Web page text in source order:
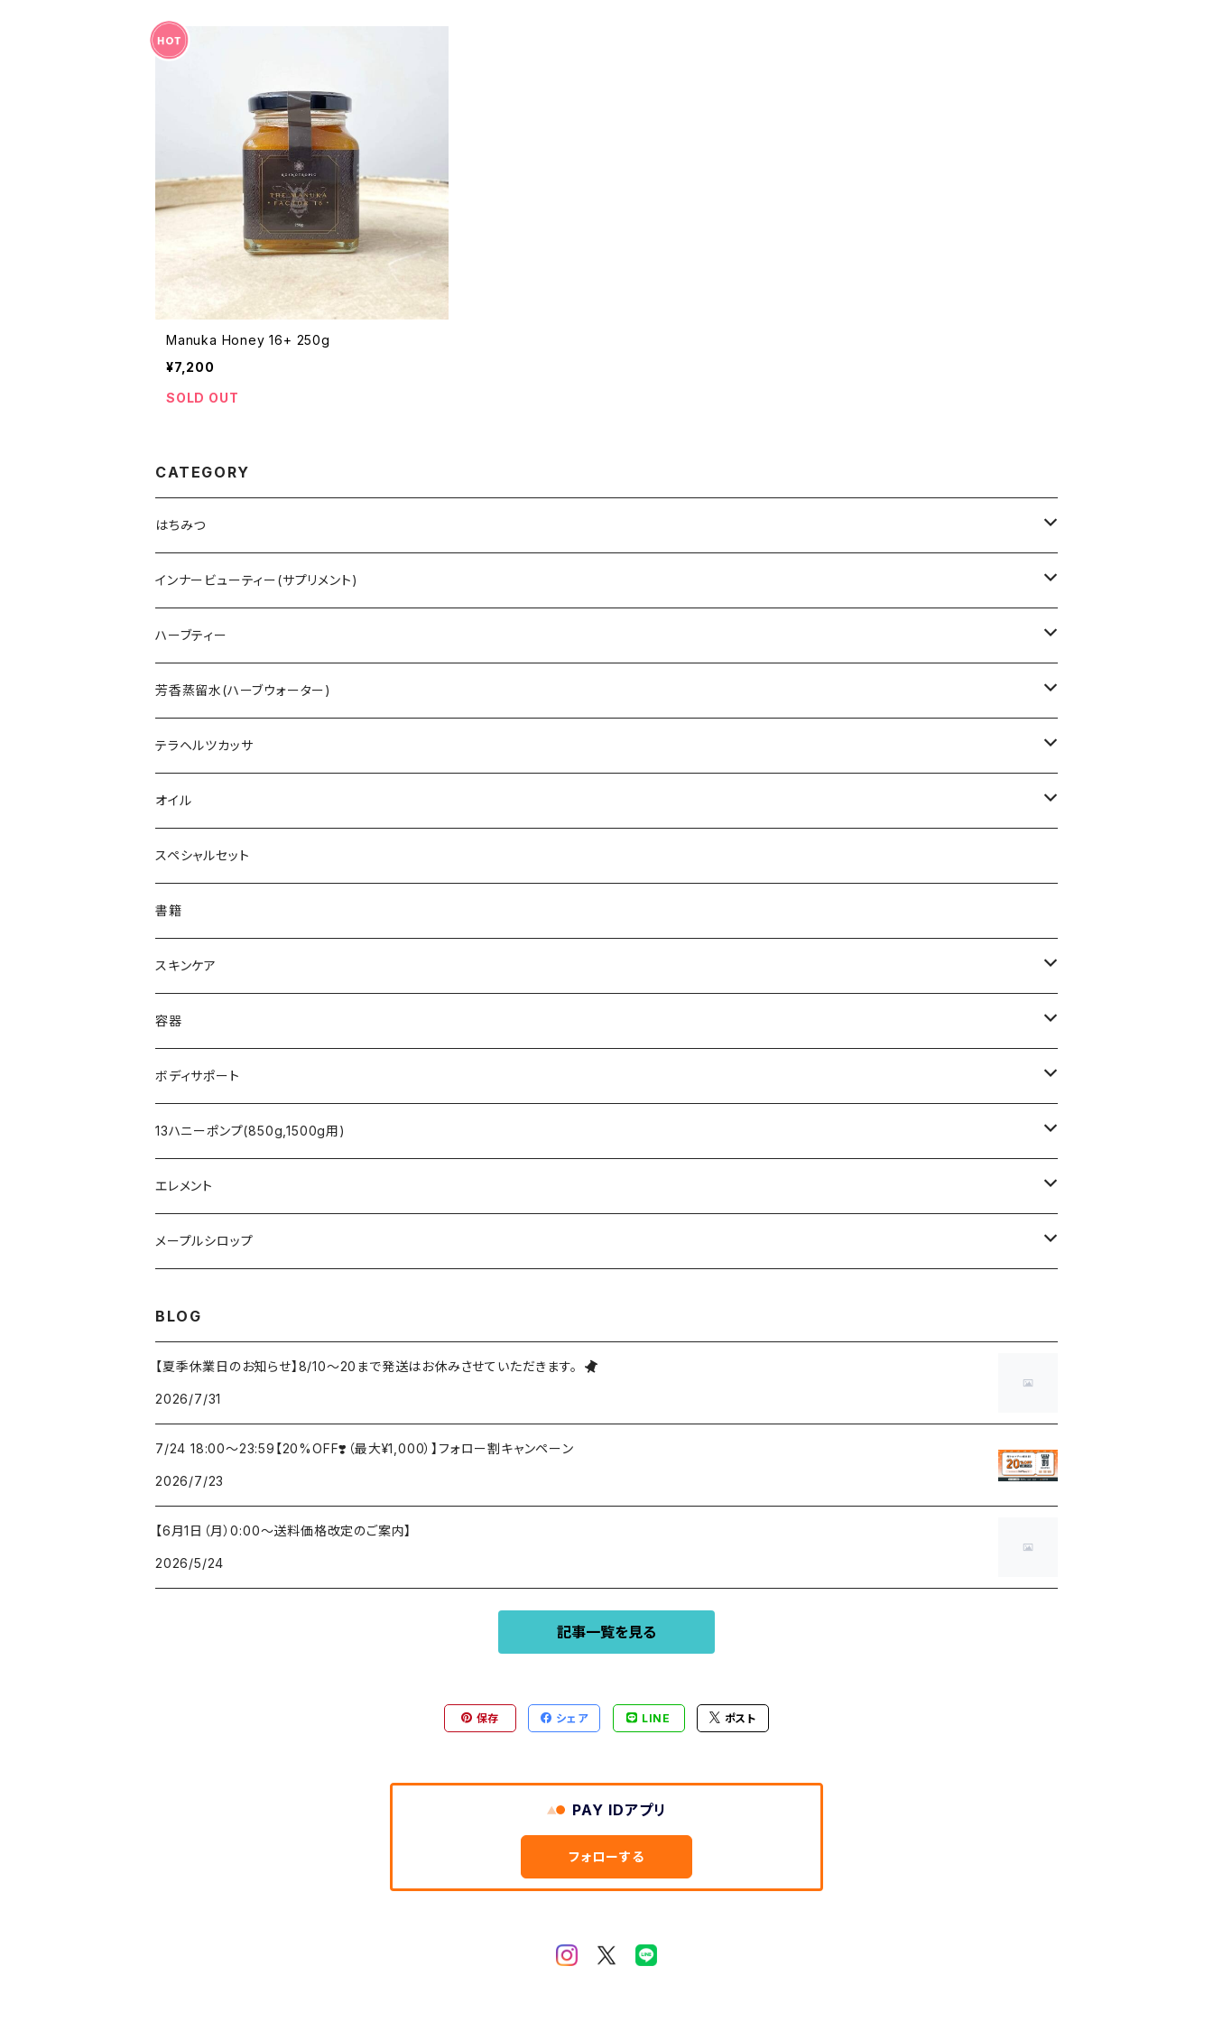
Manuka Honey 16+ 250g
¥7,200
SOLD OUT
CATEGORY
はちみつ
オーストラリア
HTQ ホリステティック
HIG ハニーインザガーデン
タスマニア
レザーウッド
クローバー
ニュージーランド
ネイティブハニー
マヌカハニー
マレーシア
13honey
アップルヴィネガー
スコットランド
ヘザー
クローバー
フィリピン
アナヤ
ペパーミントMix
ラトビア
リンデン
バックウィート
エリクシール
HFL(ハニーフォーライフ)
マヌカハニー
インナービューティー(サプリメント)
アミノトロピック コラーゲンサポート
ラクトフェリン
ビール酵母
ドミゾワ
アミノトロピックメタ(グリシン黒糖)
ハーブティー
ハーブティー - Fire 火 -
ハーブティー - Earth 土 -
ハーブティー - Wind 風 -
ハーブティー - Water 水 -
ハーブティー - L'ondulation -
ハーブティー - L'infini -
芳香蒸留水(ハーブウォーター)
ローズウォーター
ローズゼラニウムウォーター
ラベンダーウォーター
ローズマリーウォーター
レモングラスウォーター
フランキンセンスウォーター
テラヘルツカッサ
カッサ
オイル
MCTオイル
シアバター
アルガンオイル
ホホバオイル
ココナッツオイル
バーム
フランキンセンスオイル
スキンオイル
スペシャルセット
書籍
スキンケア
ハニーエイド
クレイパック
容器
スプレーボトル
ボディサポート
腹巻タイプ トルマリン（ベージュ）
腹巻タイプ テラヘルツ（黒）
13ハニーポンプ(850g,1500g用)
13ハニーポンプ(850g,1500g用)
エレメント
火
水
中庸
メープルシロップ
ダーク（Dark）
ベリー・ダーク（Very Dark）
BLOG
【夏季休業日のお知らせ】8/10～20まで発送はお休みさせていただきます。
2026/7/31
7/24 18:00〜23:59【20%OFF❣️（最大¥1,000）】フォロー割キャンペーン
2026/7/23
【6月1日（月）0:00〜送料価格改定のご案内】
2026/5/24
記事一覧を見る
保存 シェア LINE ポスト
PAY IDアプリ
フォローする